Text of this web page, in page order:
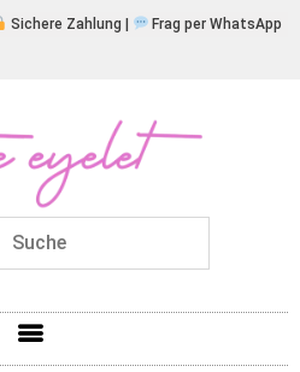
Sichere Zahlung | Frag per WhatsApp